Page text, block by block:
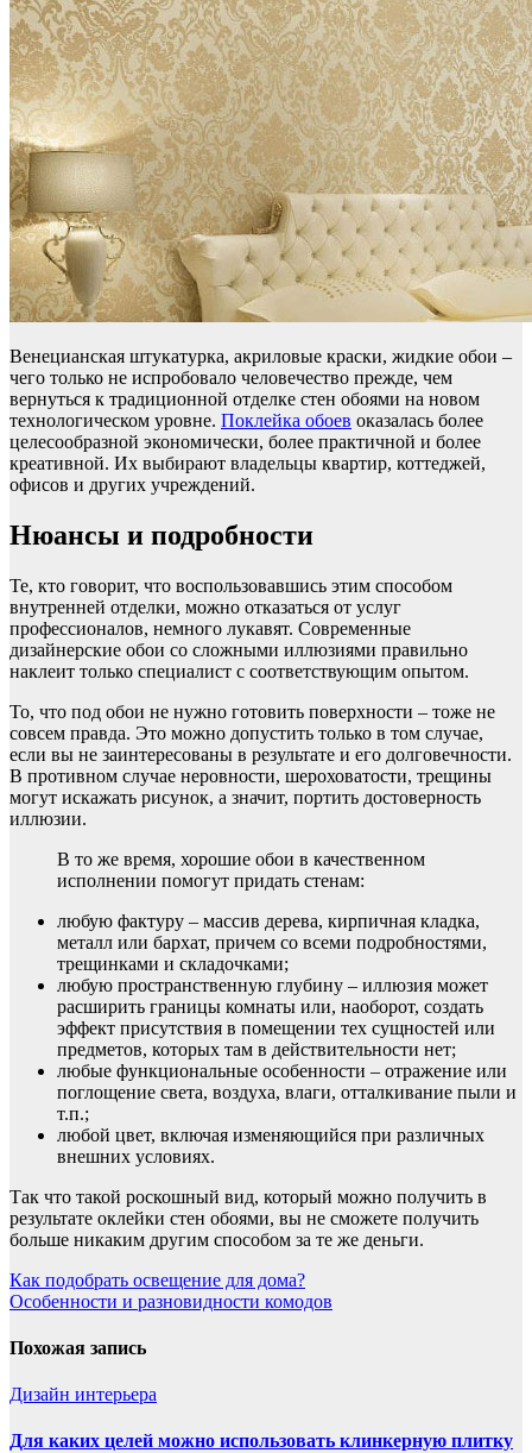
Венецианская штукатурка, акриловые краски, жидкие обои –
чего только не испробовало человечество прежде, чем
вернуться к традиционной отделке стен обоями на новом
технологическом уровне. Поклейка обоев оказалась более
целесообразной экономически, более практичной и более
креативной. Их выбирают владельцы квартир, коттеджей,
офисов и других учреждений.
Нюансы и подробности
Те, кто говорит, что воспользовавшись этим способом
внутренней отделки, можно отказаться от услуг
профессионалов, немного лукавят. Современные
дизайнерские обои со сложными иллюзиями правильно
наклеит только специалист с соответствующим опытом.
То, что под обои не нужно готовить поверхности – тоже не
совсем правда. Это можно допустить только в том случае,
если вы не заинтересованы в результате и его долговечности.
В противном случае неровности, шероховатости, трещины
могут искажать рисунок, а значит, портить достоверность
иллюзии.
В то же время, хорошие обои в качественном
исполнении помогут придать стенам:
любую фактуру – массив дерева, кирпичная кладка,
металл или бархат, причем со всеми подробностями,
трещинками и складочками;
любую пространственную глубину – иллюзия может
расширить границы комнаты или, наоборот, создать
эффект присутствия в помещении тех сущностей или
предметов, которых там в действительности нет;
любые функциональные особенности – отражение или
поглощение света, воздуха, влаги, отталкивание пыли и
т.п.;
любой цвет, включая изменяющийся при различных
внешних условиях.
Так что такой роскошный вид, который можно получить в
результате оклейки стен обоями, вы не сможете получить
больше никаким другим способом за те же деньги.
Навигация
по
записям
Как подобрать освещение для дома?
Особенности и разновидности комодов
Похожая запись
Дизайн интерьера
Для каких целей можно использовать клинкерную плитку